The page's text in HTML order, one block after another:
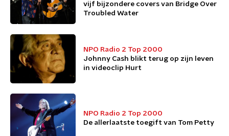
vijf bijzondere covers van Bridge Over
Troubled Water
NPO Radio 2 Top 2000
Johnny Cash blikt terug op zijn leven
in videoclip Hurt
NPO Radio 2 Top 2000
De allerlaatste toegift van Tom Petty